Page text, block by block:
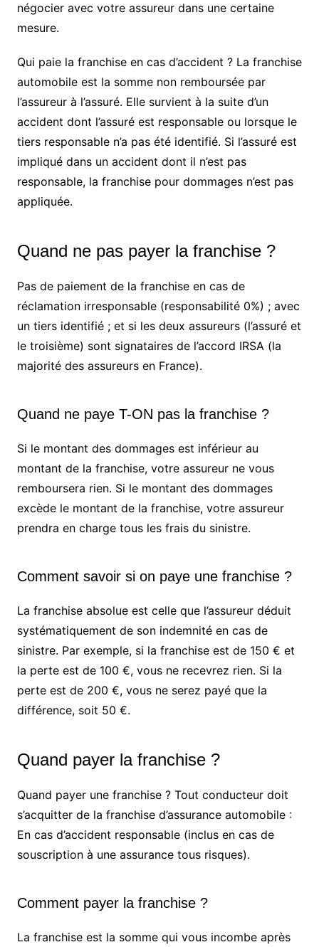
négocier avec votre assureur dans une certaine
mesure.
Qui paie la franchise en cas d’accident ? La franchise
automobile est la somme non remboursée par
l’assureur à l’assuré. Elle survient à la suite d’un
accident dont l’assuré est responsable ou lorsque le
tiers responsable n’a pas été identifié. Si l’assuré est
impliqué dans un accident dont il n’est pas
responsable, la franchise pour dommages n’est pas
appliquée.
Quand ne pas payer la franchise ?
Pas de paiement de la franchise en cas de
réclamation irresponsable (responsabilité 0%) ; avec
un tiers identifié ; et si les deux assureurs (l’assuré et
le troisième) sont signataires de l’accord IRSA (la
majorité des assureurs en France).
Quand ne paye T-ON pas la franchise ?
Si le montant des dommages est inférieur au
montant de la franchise, votre assureur ne vous
remboursera rien. Si le montant des dommages
excède le montant de la franchise, votre assureur
prendra en charge tous les frais du sinistre.
Comment savoir si on paye une franchise ?
La franchise absolue est celle que l’assureur déduit
systématiquement de son indemnité en cas de
sinistre. Par exemple, si la franchise est de 150 € et
la perte est de 100 €, vous ne recevrez rien. Si la
perte est de 200 €, vous ne serez payé que la
différence, soit 50 €.
Quand payer la franchise ?
Quand payer une franchise ? Tout conducteur doit
s’acquitter de la franchise d’assurance automobile :
En cas d’accident responsable (inclus en cas de
souscription à une assurance tous risques).
Comment payer la franchise ?
La franchise est la somme qui vous incombe après